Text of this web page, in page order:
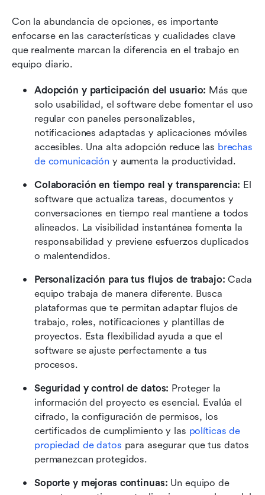
Con la abundancia de opciones, es importante
enfocarse en las características y cualidades clave
que realmente marcan la diferencia en el trabajo en
equipo diario.
Adopción y participación del usuario: Más que
solo usabilidad, el software debe fomentar el uso
regular con paneles personalizables,
notificaciones adaptadas y aplicaciones móviles
accesibles. Una alta adopción reduce las brechas
de comunicación y aumenta la productividad.
Colaboración en tiempo real y transparencia: El
software que actualiza tareas, documentos y
conversaciones en tiempo real mantiene a todos
alineados. La visibilidad instantánea fomenta la
responsabilidad y previene esfuerzos duplicados
o malentendidos.
Personalización para tus flujos de trabajo: Cada
equipo trabaja de manera diferente. Busca
plataformas que te permitan adaptar flujos de
trabajo, roles, notificaciones y plantillas de
proyectos. Esta flexibilidad ayuda a que el
software se ajuste perfectamente a tus
procesos.
Seguridad y control de datos: Proteger la
información del proyecto es esencial. Evalúa el
cifrado, la configuración de permisos, los
certificados de cumplimiento y las políticas de
propiedad de datos para asegurar que tus datos
permanezcan protegidos.
Soporte y mejoras continuas: Un equipo de